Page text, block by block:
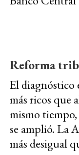
Reforma
El diagnóstico
más ricos que
mismo
se amplió. La
más desigual